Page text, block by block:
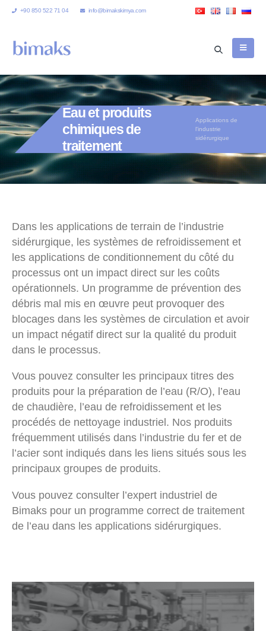
+90 850 522 71 04 info@bimakskimya.com
Eau et produits
chimiques de
traitement
Applications de
l'industrie
sidérurgique
Dans les applications de terrain de l’industrie
sidérurgique, les systèmes de refroidissement et
les applications de conditionnement du côté du
processus ont un impact direct sur les coûts
opérationnels. Un programme de prévention des
débris mal mis en œuvre peut provoquer des
blocages dans les systèmes de circulation et avoir
un impact négatif direct sur la qualité du produit
dans le processus.
Vous pouvez consulter les principaux titres des
produits pour la préparation de l’eau (R/O), l’eau
de chaudière, l’eau de refroidissement et les
procédés de nettoyage industriel. Nos produits
fréquemment utilisés dans l’industrie du fer et de
l’acier sont indiqués dans les liens situés sous les
principaux groupes de produits.
Vous pouvez consulter l’expert industriel de
Bimaks pour un programme correct de traitement
de l’eau dans les applications sidérurgiques.